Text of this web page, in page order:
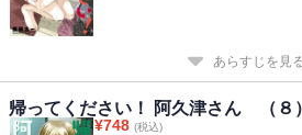
あらすじを見
帰ってください！ 阿久津さん （８）
¥748 (税込)